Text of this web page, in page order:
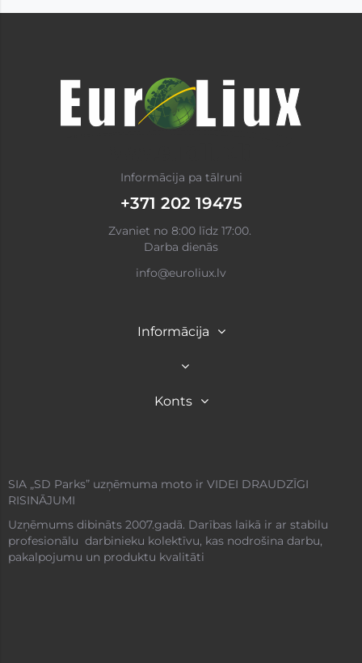
Informācija pa tālruni
+371 202 19475
Zvaniet no 8:00 līdz 17:00.
Darba dienās
info@euroliux.lv
Informācija
Konts
SIA „SD Parks” uzņēmuma moto ir VIDEI DRAUDZĪGI
RISINĀJUMI
Uzņēmums dibināts 2007.gadā. Darības laikā ir ar stabilu
profesionālu darbinieku kolektīvu, kas nodrošina darbu,
pakalpojumu un produktu kvalitāti